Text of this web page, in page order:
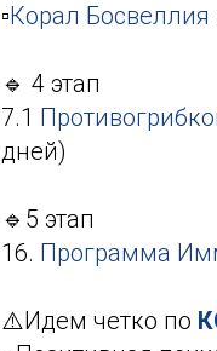
▫️Корал Босвеллия
🔹 4 этап
7.1
дней)
🔹5 этап
16. Программа
⚠️Идем четко по